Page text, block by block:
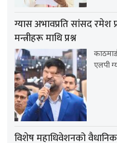
ग्यास अभावप्रति सांसद रमेश
मन्त्रीहरू माथि प्रश्न
एलपी
विशेष महाधिवेशनको